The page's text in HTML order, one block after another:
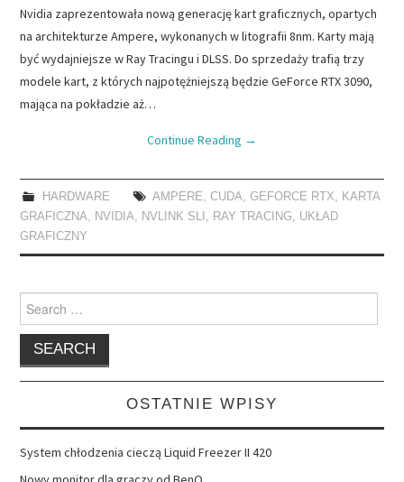
Nvidia zaprezentowała nową generację kart graficznych, opartych
na architekturze Ampere, wykonanych w litografii 8nm. Karty mają
być wydajniejsze w Ray Tracingu i DLSS. Do sprzedaży trafią trzy
modele kart, z których najpotężniejszą będzie GeForce RTX 3090,
mająca na pokładzie aż…
Continue Reading →
HARDWARE AMPERE CUDA GEFORCE RTX
KARTA
GRAFICZNA
NVIDIA NVLINK SLI RAY TRACING
UKŁAD
GRAFICZNY
Search
for:
OSTATNIE WPISY
System chłodzenia cieczą Liquid Freezer II 420